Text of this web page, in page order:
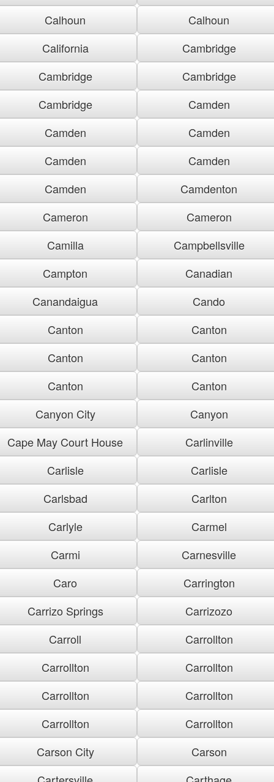
Calhoun
Calhoun
California
Cambridge
Cambridge
Cambridge
Cambridge
Camden
Camden
Camden
Camden
Camden
Camden
Camdenton
Cameron
Cameron
Camilla
Campbellsville
Campton
Canadian
Canandaigua
Cando
Canton
Canton
Canton
Canton
Canton
Canton
Canyon City
Canyon
Cape May Court House
Carlinville
Carlisle
Carlisle
Carlsbad
Carlton
Carlyle
Carmel
Carmi
Carnesville
Caro
Carrington
Carrizo Springs
Carrizozo
Carroll
Carrollton
Carrollton
Carrollton
Carrollton
Carrollton
Carrollton
Carrollton
Carson City
Carson